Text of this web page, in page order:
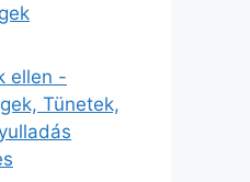
ellen -
Tünetek,